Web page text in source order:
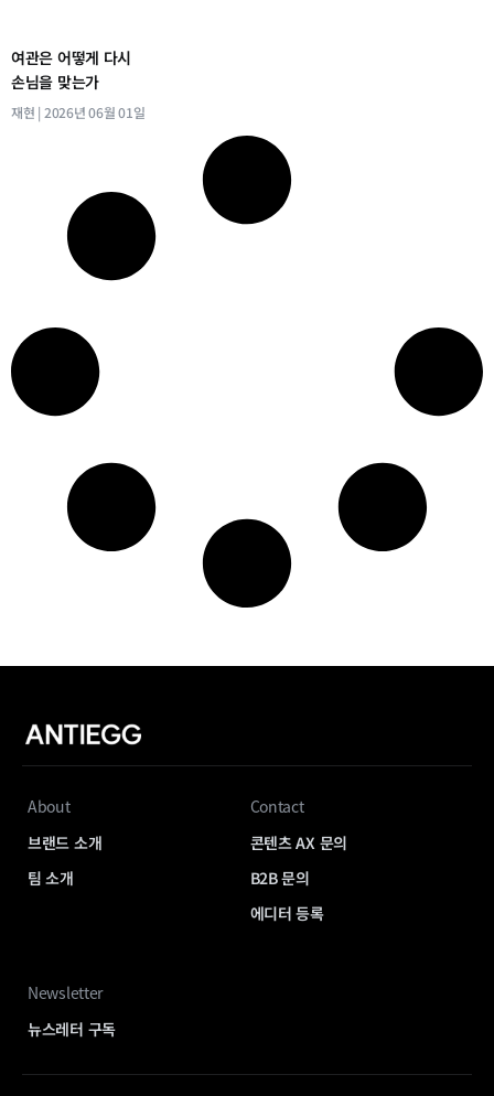
여관은 어떻게 다시
손님을 맞는가
재현 2026년 06월 01일
About
브랜드 소개
팀 소개
Contact
콘텐츠 AX 문의
B2B 문의
에디터 등록
Newsletter
뉴스레터 구독